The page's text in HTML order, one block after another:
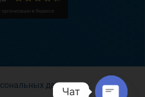
данных
Чат